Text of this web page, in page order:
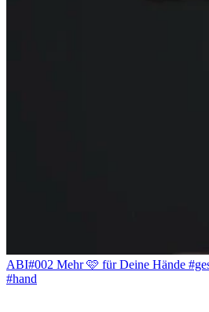
ABI#002 Mehr 🩷 für Deine Hände
#hand